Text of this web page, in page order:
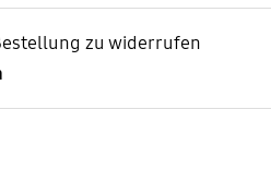
zu widerrufen